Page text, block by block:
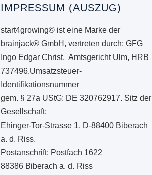
Optionen
auf
der
Produktseite
IMPRESSUM (AUSZUG)
start4growing© ist eine Marke der
brainjack® GmbH, vertreten durch: GFG
Ingo Edgar Christ, Amtsgericht Ulm, HRB
737496.Umsatzsteuer-
Identifikationsnummer
gem. § 27a UStG: DE 320762917. Sitz der
Gesellschaft:
Ehinger-Tor-Strasse 1, D-88400 Biberach
a. d. Riss.
Postanschrift: Postfach 1622
88386 Biberach a. d. Riss